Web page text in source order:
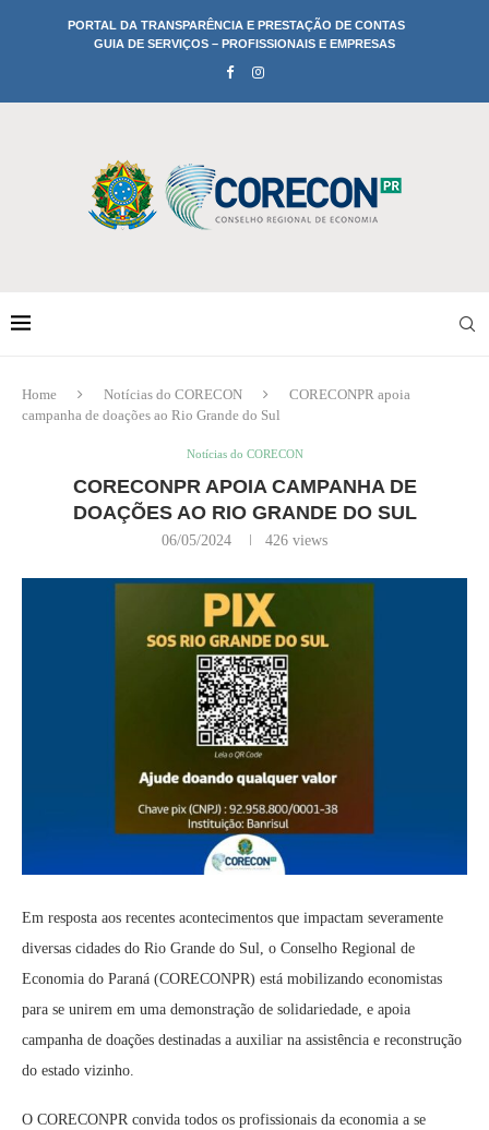
PORTAL DA TRANSPARÊNCIA E PRESTAÇÃO DE CONTAS
GUIA DE SERVIÇOS – PROFISSIONAIS E EMPRESAS
Home Notícias do CORECON
CORECONPR apoia
campanha de doações ao Rio Grande do Sul
Notícias do CORECON
CORECONPR APOIA CAMPANHA DE
DOAÇÕES AO RIO GRANDE DO SUL
06/05/2024 426 views
Em resposta aos recentes acontecimentos que impactam severamente
diversas cidades do Rio Grande do Sul, o Conselho Regional de
Economia do Paraná (CORECONPR) está mobilizando economistas
para se unirem em uma demonstração de solidariedade, e apoia
campanha de doações destinadas a auxiliar na assistência e reconstrução
do estado vizinho.
O CORECONPR convida todos os profissionais da economia a se